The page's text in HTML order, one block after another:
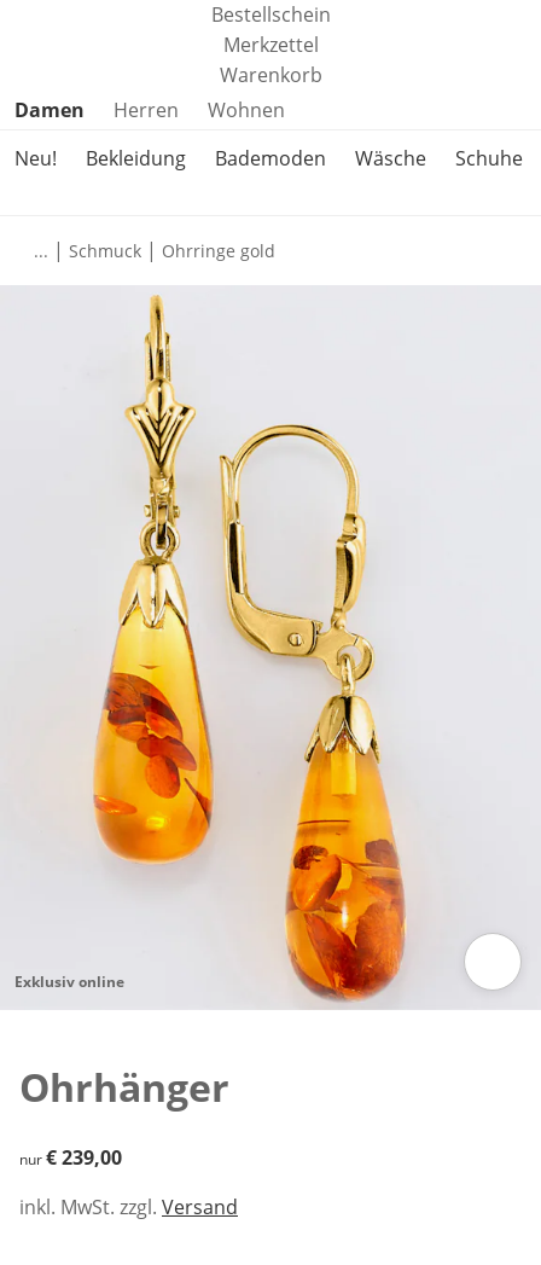
Bestellschein
Merkzettel
Warenkorb
Produktkategorien überspringen
Damen Herren
Wohnen
Neu!
Bekleidung Bademoden Wäsche Schuhe
... | Schmuck | Ohrringe gold
Exklusiv online
Ohrhänger
€ 239,00
nur€ 239,00
inkl. MwSt. zzgl. Versand